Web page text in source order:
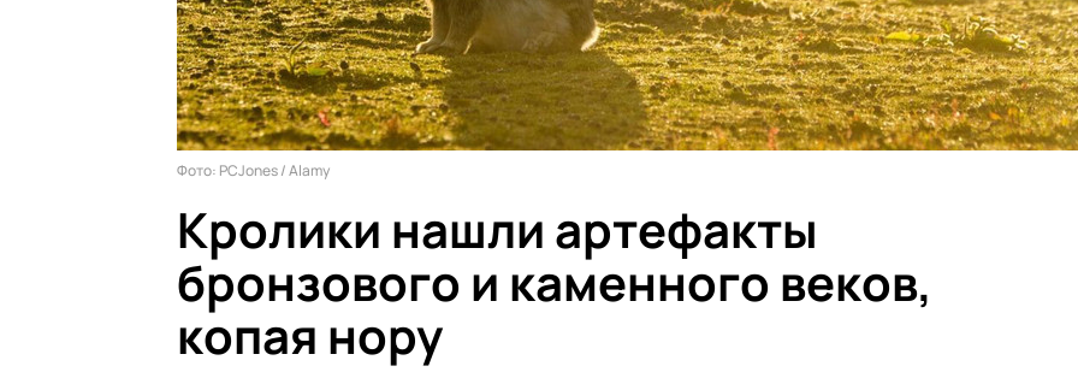
Фото: PCJones / Alamy
Кролики нашли артефакты
бронзового и каменного веков,
копая нору